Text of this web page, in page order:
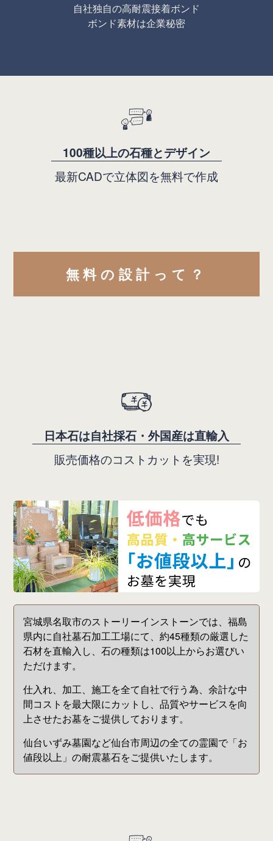
自社独自の高耐震接着ボンド
ボンド素材は企業秘密
100種以上の石種とデザイン
最新CADで立体図を無料で作成
無料の設計って？
日本石は自社採石・外国産は直輸入
販売価格のコストカットを実現!
宮城県名取市のストーリーインストーンでは、福島
県内に自社墓石加工工場にて、約45種類の厳選した
石材を直輸入し、石の種類は100以上からお選びい
ただけます。
仕入れ、加工、施工を全て自社で行う為、余計な中
間コストを最大限にカットし、品質やサービスを向
上させたお墓をご提供しております。
仙台いずみ墓園など仙台市周辺の全ての霊園で「お
値段以上」の耐震墓石をご提供いたします。